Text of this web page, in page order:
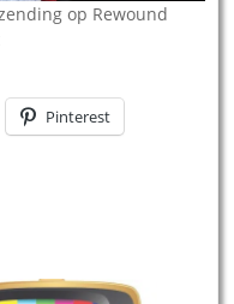
op Rewound
Pinterest